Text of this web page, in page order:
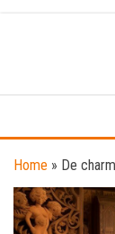
content
Home » De